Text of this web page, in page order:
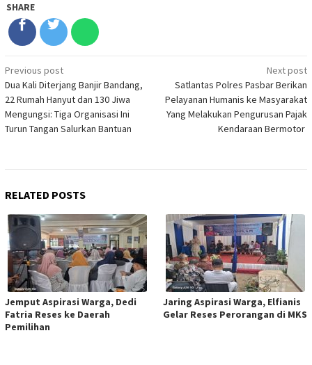
SHARE
Post
navigation
Previous post
Dua Kali Diterjang Banjir Bandang,
22 Rumah Hanyut dan 130 Jiwa
Mengungsi: Tiga Organisasi Ini
Turun Tangan Salurkan Bantuan
Next post
Satlantas Polres Pasbar Berikan
Pelayanan Humanis ke Masyarakat
Yang Melakukan Pengurusan Pajak
Kendaraan Bermotor
RELATED POSTS
Jemput Aspirasi Warga, Dedi
Fatria Reses ke Daerah
Pemilihan
Jaring Aspirasi Warga, Elfianis
Gelar Reses Perorangan di MKS